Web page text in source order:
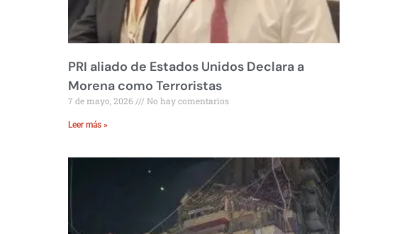
PRI aliado de Estados Unidos Declara a
Morena como Terroristas
7 de mayo, 2026 No hay comentarios
Leer más »